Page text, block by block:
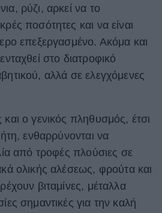
ρύζι, αρκεί να το
ποσότητες και να είναι
επεξεργασμένο. Ακόμα και
στο διατροφικό
αλλά σε ελεγχόμενες
ο γενικός πληθυσμός, έτσι
ενθαρρύνονται να
από τροφές πλούσιες σε
ολικής αλέσεως, φρούτα και
βιταμίνες, μέταλλα
σημαντικές για την καλή